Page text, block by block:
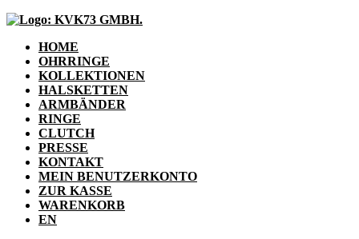
HOME
OHRRINGE
KOLLEKTIONEN
HALSKETTEN
ARMBÄNDER
RINGE
CLUTCH
PRESSE
KONTAKT
MEIN BENUTZERKONTO
ZUR KASSE
WARENKORB
EN